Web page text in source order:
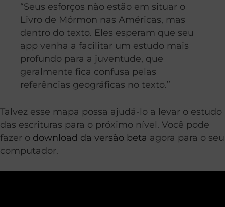
“Seus esforços não estão em situar o
Livro de Mórmon nas Américas, mas
dentro do texto. Eles esperam que seu
app venha a facilitar um estudo mais
profundo para a juventude, que
geralmente fica confusa pelas
referências geográficas no texto.”
Talvez esse mapa possa ajudá-lo a levar o estudo
das escrituras para o próximo nível. Você pode
fazer o download da versão beta agora para o seu
computador.